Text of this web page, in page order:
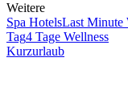
Weitere
Spa HotelsLast Minute
Tag4 Tage Wellness
Kurzurlaub